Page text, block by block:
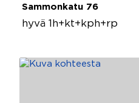
Sammonkatu 76
hyvä 1h+kt+kph+rp